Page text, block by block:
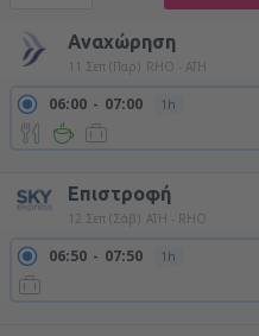
Αναχώρηση
11 Σεπ (Παρ) RHO - ATH
06:00 07:00 1h
Επιστροφή
12 Σεπ (Σάβ) ATH - RHO
06:50 07:50 1h